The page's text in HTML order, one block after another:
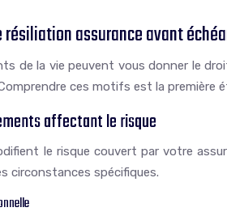
assurance avant
de la vie peuvent vous donner le
ces motifs est la première
affectant le risque
le risque couvert par votre
circonstances spécifiques.